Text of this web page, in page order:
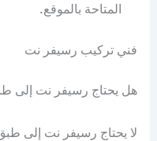
المتاحة بالموقع.
فني تركيب رسيفر نت
هل يحتاج رسيفر نت إلى
لا يحتاج رسيفر نت إلى